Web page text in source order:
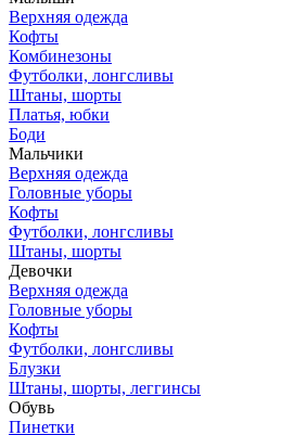
Верхняя одежда
Кофты
Комбинезоны
Футболки, лонгсливы
Штаны, шорты
Платья, юбки
Боди
Мальчики
Верхняя одежда
Головные уборы
Кофты
Футболки, лонгсливы
Штаны, шорты
Девочки
Верхняя одежда
Головные уборы
Кофты
Футболки, лонгсливы
Блузки
Штаны, шорты, леггинсы
Обувь
Пинетки